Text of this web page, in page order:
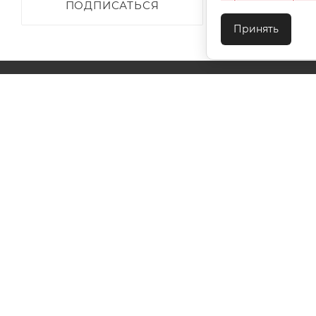
ПОДПИСАТЬСЯ
Принять